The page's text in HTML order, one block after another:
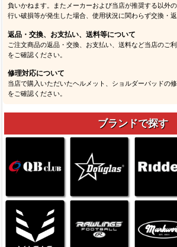
負いかねます。またメーカーおよび当店が推奨する以外
行い破損等が発生した場合、使用状況に関わらず交換・返
返品・交換、お支払い、送料等について
ご注文商品の返品・交換、お支払い、送料など当店のご
をご確認ください。
修理対応について
当店で購入いただいたヘルメット、ショルダーパッドの
をご確認ください。
ブランドで探す